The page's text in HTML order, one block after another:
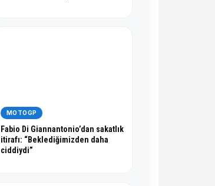
MOTOGP
Fabio Di Giannantonio’dan sakatlık
itirafı: “Beklediğimizden daha
ciddiydi”